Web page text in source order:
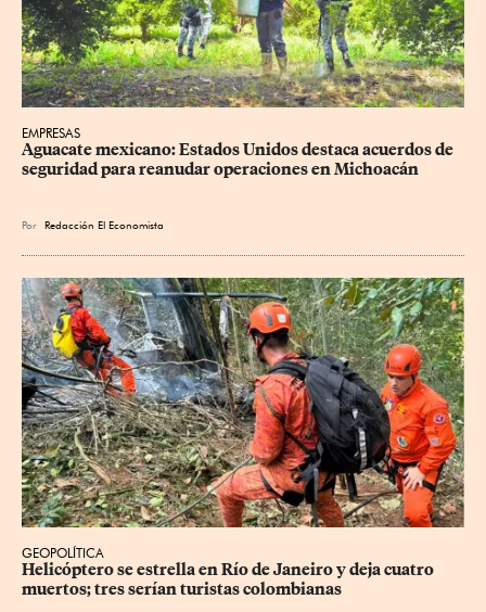
EMPRESAS
Aguacate mexicano: Estados Unidos destaca acuerdos de
seguridad para reanudar operaciones en Michoacán
Por Redacción El Economista
GEOPOLÍTICA
Helicóptero se estrella en Río de Janeiro y deja cuatro
muertos; tres serían turistas colombianas